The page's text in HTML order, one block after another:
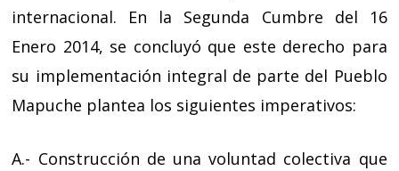
internacional. En la Segunda Cumbre del 16
Enero 2014, se concluyó que este derecho para
su implementación integral de parte del Pueblo
Mapuche plantea los siguientes imperativos:
A.- Construcción de una voluntad colectiva que